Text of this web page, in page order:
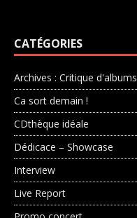
CATÉGORIES
Archives : Critique d'albums
Ca sort demain !
CDthèque idéale
Dédicace – Showcase
Interview
Live Report